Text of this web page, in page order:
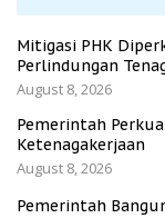
Mitigasi PHK
Perlindungan
August 8, 2026
Pemerintah
Ketenagakerjaan
August 8, 2026
Pemerintah